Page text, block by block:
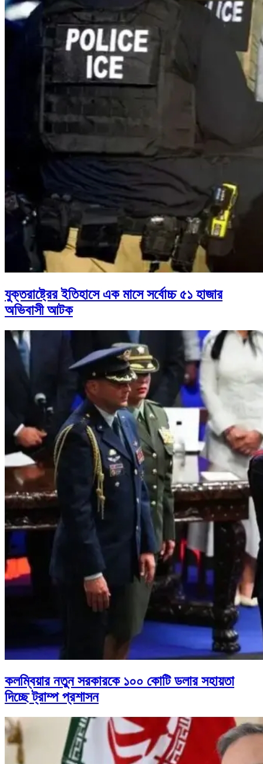
যুক্তরাষ্ট্রের ইতিহাসে এক মাসে সর্বোচ্চ ৫১ হাজার
অভিবাসী আটক
কলম্বিয়ার নতুন সরকারকে ১০০ কোটি ডলার সহায়তা
দিচ্ছে ট্রাম্প প্রশাসন